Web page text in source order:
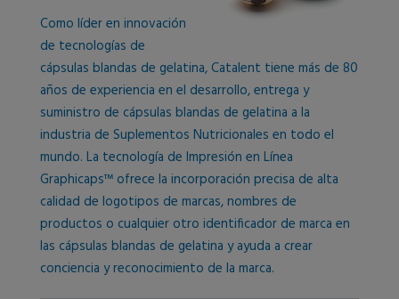
Como líder en innovación
de tecnologías de
cápsulas blandas de gelatina, Catalent tiene más de 80
años de experiencia en el desarrollo, entrega y
suministro de cápsulas blandas de gelatina a la
industria de Suplementos Nutricionales en todo el
mundo. La tecnología de Impresión en Línea
Graphicaps™ ofrece la incorporación precisa de alta
calidad de logotipos de marcas, nombres de
productos o cualquier otro identificador de marca en
las cápsulas blandas de gelatina y ayuda a crear
conciencia y reconocimiento de la marca.